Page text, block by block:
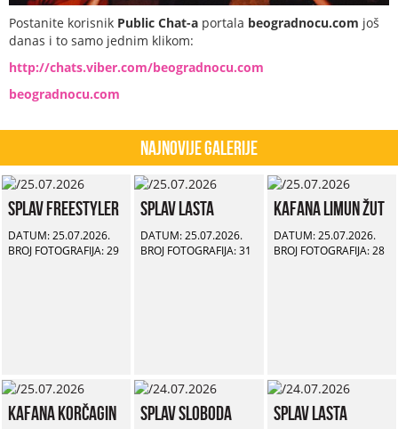
Postanite korisnik Public Chat-a portala beogradnocu.com još
danas i to samo jednim klikom:
http://chats.viber.com/beogradnocu.com
beogradnocu.com
Najnovije Galerije
Splav Freestyler
DATUM: 25.07.2026.
BROJ FOTOGRAFIJA: 29
Splav Lasta
DATUM: 25.07.2026.
BROJ FOTOGRAFIJA: 31
Kafana Limun Žut
DATUM: 25.07.2026.
BROJ FOTOGRAFIJA: 28
Kafana Korčagin Splav Sloboda Splav Lasta